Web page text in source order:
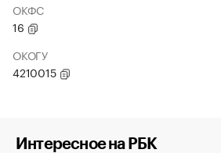
ОКФС
16
ОКОГУ
4210015
Интересное на РБК